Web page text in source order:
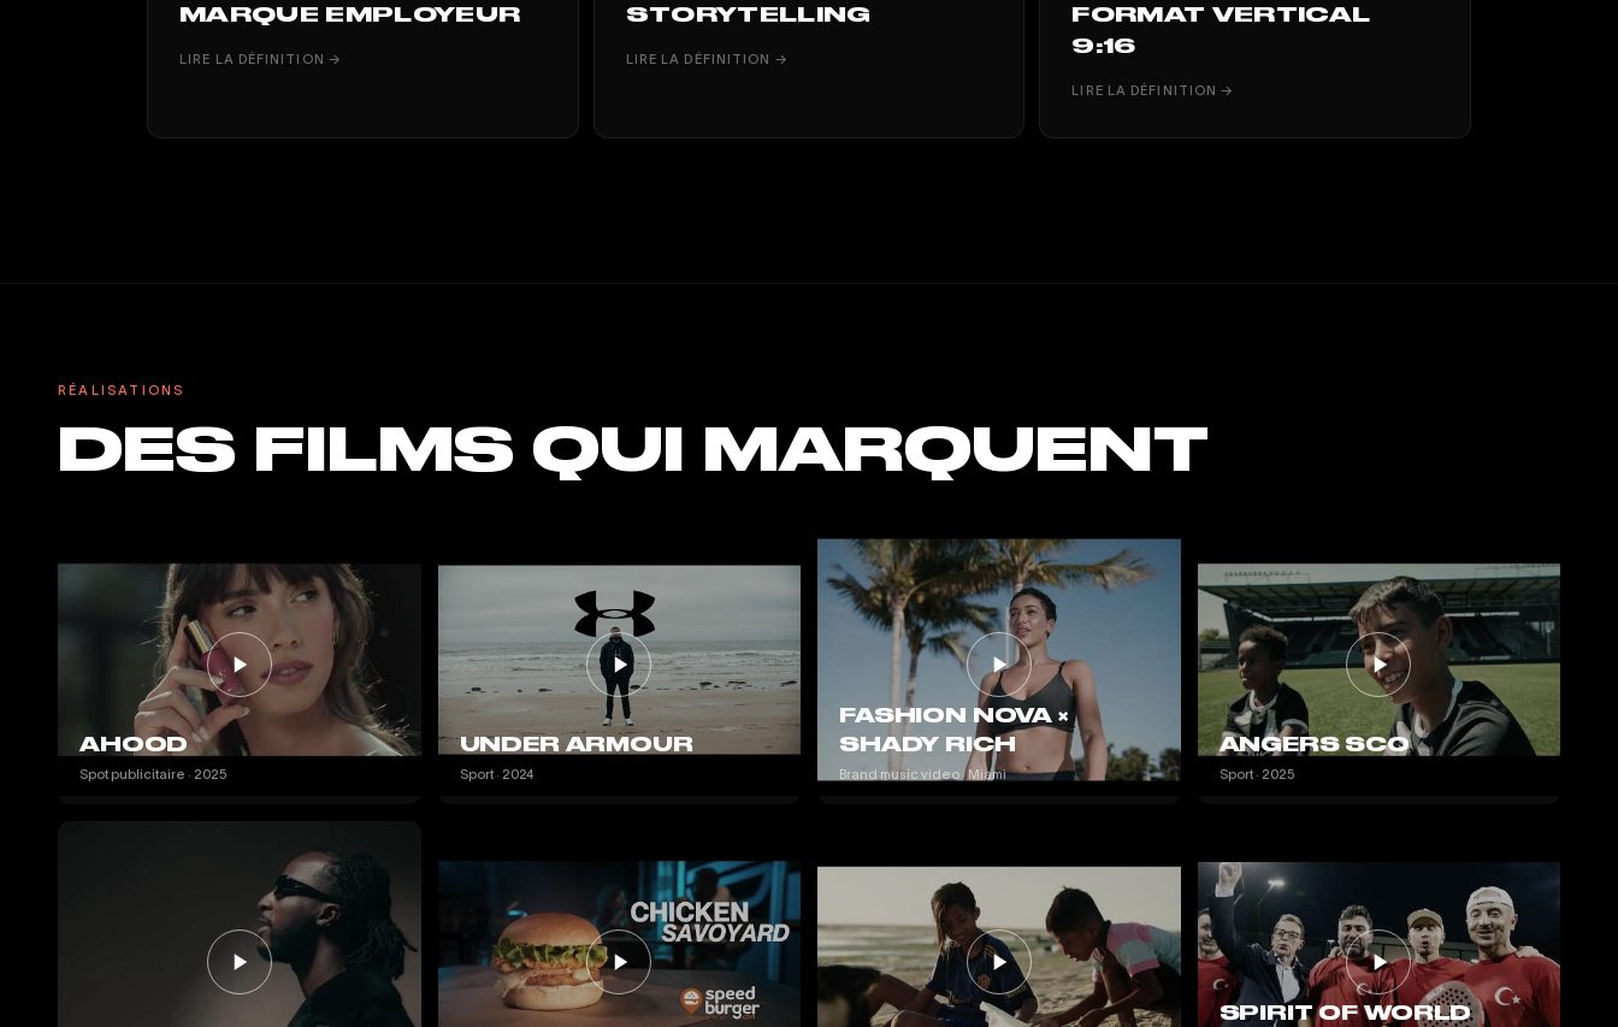
MARQUE EMPLOYEUR
LIRE LA DÉFINITION →
STORYTELLING
LIRE LA DÉFINITION →
FORMAT VERTICAL
9:16
LIRE LA DÉFINITION →
RÉALISATIONS
DES FILMS QUI MARQUENT
AHOOD
Spot publicitaire · 2025
UNDER ARMOUR
Sport · 2024
FASHION NOVA ×
SHADY RICH
Brand music video · Miami
ANGERS SCO
Sport · 2025
SPIRIT OF WORLD